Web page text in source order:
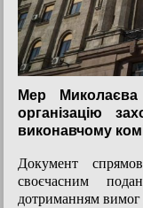
Мер
організацію
виконавчому
Документ
своєчасним
дотриманням вимог